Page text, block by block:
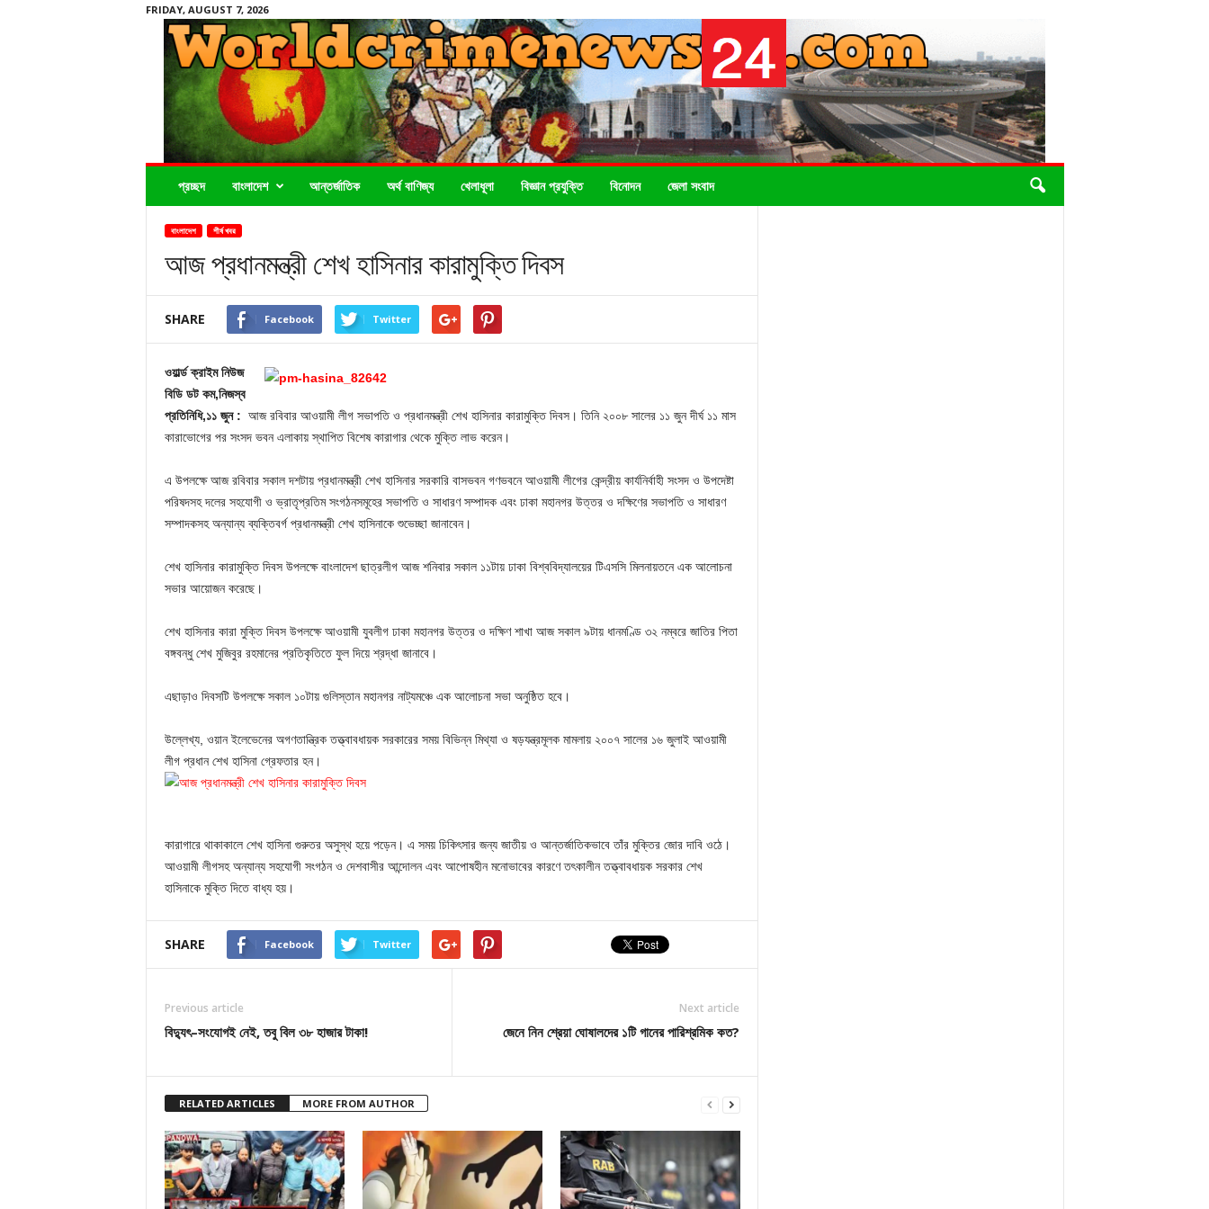
FRIDAY, AUGUST 7, 2026
প্রচ্ছদ বাংলাদেশ আন্তর্জাতিক অর্থ বাণিজ্য খেলাধূলা বিজ্ঞান প্রযুক্তি বিনোদন জেলা সংবাদ
বাংলাদেশ শীর্ষ খবর
আজ প্রধানমন্ত্রী শেখ হাসিনার কারামুক্তি দিবস
SHARE Facebook Twitter
ওয়ার্ল্ড ক্রাইম নিউজ
বিডি ডট কম,নিজস্ব
প্রতিনিধি,১১ জুন : আজ রবিবার আওয়ামী লীগ সভাপতি ও প্রধানমন্ত্রী শেখ হাসিনার কারামুক্তি দিবস। তিনি ২০০৮ সালের ১১ জুন দীর্ঘ ১১ মাস
কারাভোগের পর সংসদ ভবন এলাকায় স্থাপিত বিশেষ কারাগার থেকে মুক্তি লাভ করেন।
এ উপলক্ষে আজ রবিবার সকাল দশটায় প্রধানমন্ত্রী শেখ হাসিনার সরকারি বাসভবন গণভবনে আওয়ামী লীগের কেন্দ্রীয় কার্যনির্বাহী সংসদ ও উপদেষ্টা
পরিষদসহ দলের সহযোগী ও ভ্রাতৃপ্রতিম সংগঠনসমূহের সভাপতি ও সাধারণ সম্পাদক এবং ঢাকা মহানগর উত্তর ও দক্ষিণের সভাপতি ও সাধারণ
সম্পাদকসহ অন্যান্য ব্যক্তিবর্গ প্রধানমন্ত্রী শেখ হাসিনাকে শুভেচ্ছা জানাবেন।
শেখ হাসিনার কারামুক্তি দিবস উপলক্ষে বাংলাদেশ ছাত্রলীগ আজ শনিবার সকাল ১১টায় ঢাকা বিশ্ববিদ্যালয়ের টিএসসি মিলনায়তনে এক আলোচনা
সভার আয়োজন করেছে।
শেখ হাসিনার কারা মুক্তি দিবস উপলক্ষে আওয়ামী যুবলীগ ঢাকা মহানগর উত্তর ও দক্ষিণ শাখা আজ সকাল ৯টায় ধানমণ্ডি ৩২ নম্বরে জাতির পিতা
বঙ্গবন্ধু শেখ মুজিবুর রহমানের প্রতিকৃতিতে ফুল দিয়ে শ্রদ্ধা জানাবে।
এছাড়াও দিবসটি উপলক্ষে সকাল ১০টায় গুলিস্তান মহানগর নাট্যমঞ্চে এক আলোচনা সভা অনুষ্ঠিত হবে।
উল্লেখ্য, ওয়ান ইলেভেনের অগণতান্ত্রিক তত্ত্বাবধায়ক সরকারের সময় বিভিন্ন মিথ্যা ও ষড়যন্ত্রমূলক মামলায় ২০০৭ সালের ১৬ জুলাই আওয়ামী
লীগ প্রধান শেখ হাসিনা গ্রেফতার হন।
কারাগারে থাকাকালে শেখ হাসিনা গুরুতর অসুস্থ হয়ে পড়েন। এ সময় চিকিৎসার জন্য জাতীয় ও আন্তর্জাতিকভাবে তাঁর মুক্তির জোর দাবি ওঠে।
আওয়ামী লীগসহ অন্যান্য সহযোগী সংগঠন ও দেশবাসীর আন্দোলন এবং আপোষহীন মনোভাবের কারণে তৎকালীন তত্ত্বাবধায়ক সরকার শেখ
হাসিনাকে মুক্তি দিতে বাধ্য হয়।
SHARE Facebook Twitter
Previous article
বিদ্যুৎ–সংযোগই নেই, তবু বিল ৩৮ হাজার টাকা!
Next article
জেনে নিন শ্রেয়া ঘোষালদের ১টি গানের পারিশ্রমিক কত?
RELATED ARTICLES MORE FROM AUTHOR